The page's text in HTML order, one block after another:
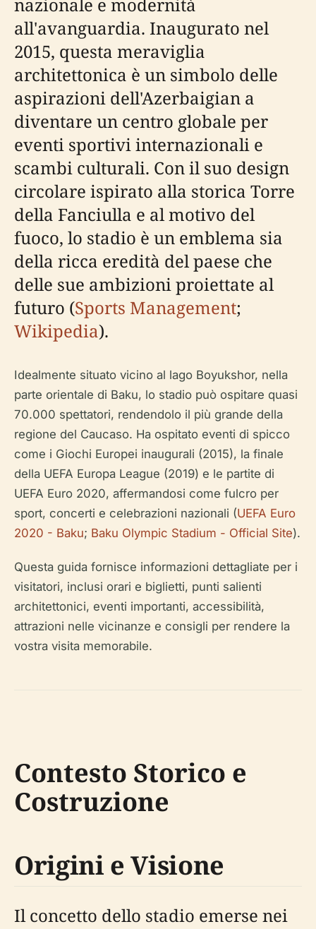
all'avanguardia. Inaugurato nel
2015, questa meraviglia
architettonica è un simbolo delle
aspirazioni dell'Azerbaigian a
diventare un centro globale per
eventi sportivi internazionali e
scambi culturali. Con il suo design
circolare ispirato alla storica Torre
della Fanciulla e al motivo del
fuoco, lo stadio è un emblema sia
della ricca eredità del paese che
delle sue ambizioni proiettate al
futuro (Sports Management;
Wikipedia).
Idealmente situato vicino al lago Boyukshor, nella
parte orientale di Baku, lo stadio può ospitare quasi
70.000 spettatori, rendendolo il più grande della
regione del Caucaso. Ha ospitato eventi di spicco
come i Giochi Europei inaugurali (2015), la finale
della UEFA Europa League (2019) e le partite di
UEFA Euro 2020, affermandosi come fulcro per
sport, concerti e celebrazioni nazionali (UEFA Euro
2020 - Baku; Baku Olympic Stadium - Official Site).
Questa guida fornisce informazioni dettagliate per i
visitatori, inclusi orari e biglietti, punti salienti
architettonici, eventi importanti, accessibilità,
attrazioni nelle vicinanze e consigli per rendere la
vostra visita memorabile.
Contesto Storico e
Costruzione
Origini e Visione
Il concetto dello stadio emerse nei